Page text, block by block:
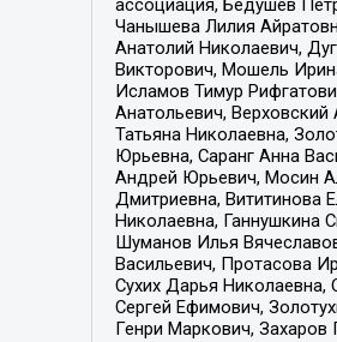
ассоциация, Бедушев
Чанышева Лилия
Анатолий Николаевич,
Викторович, Мошель
Исламов Тимур
Анатольевич,
Татьяна Николаевна,
Юрьевна, Саранг Анна
Андрей Юрьевич, Мосин
Дмитриевна, Вититинова
Николаевна, Ганнушкина
Шуманов Илья
Васильевич, Протасова
Сухих Дарья
Сергей Ефимович,
Генри Маркович, Захаров